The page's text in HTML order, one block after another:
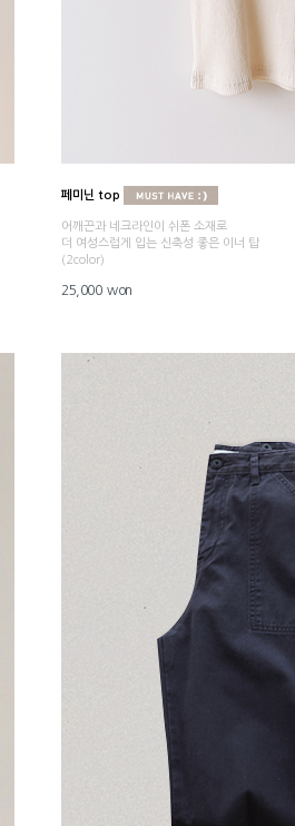
페미닌 top
어깨끈과 네크라인이 쉬폰 소재로
더 여성스럽게 입는 신축성 좋은 이너 탑
(2color)
25,000 won